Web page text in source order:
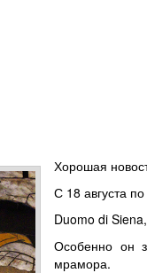
Хорошая
С 18 августа
Duomo di
Особенно он
мрамора.